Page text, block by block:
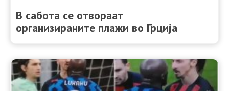
В сабота се отвораат
организираните плажи во Грција